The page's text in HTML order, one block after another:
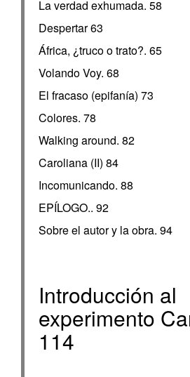
La verdad exhumada. 58
Despertar 63
África, ¿truco o trato?. 65
Volando Voy. 68
El fracaso (epifanía) 73
Colores. 78
Walking around. 82
Caroliana (II) 84
Incomunicando. 88
EPÍLOGO.. 92
Sobre el autor y la obra. 94
Introducción al
experimento
114